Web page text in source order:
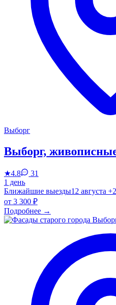
Выборг
Выборг,
★4.8
31
1 день
Ближайшие выезды12 августа
от 3 300 ₽
Подробнее →